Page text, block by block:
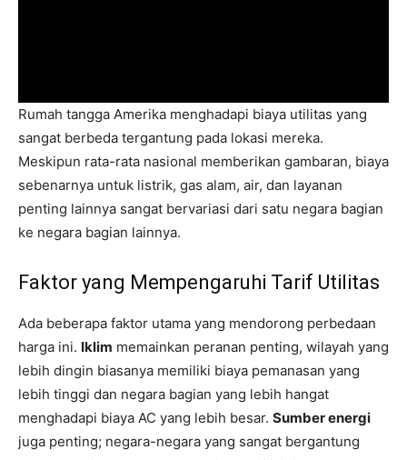
Rumah tangga Amerika menghadapi biaya utilitas yang
sangat berbeda tergantung pada lokasi mereka.
Meskipun rata-rata nasional memberikan gambaran, biaya
sebenarnya untuk listrik, gas alam, air, dan layanan
penting lainnya sangat bervariasi dari satu negara bagian
ke negara bagian lainnya.
Faktor yang Mempengaruhi Tarif Utilitas
Ada beberapa faktor utama yang mendorong perbedaan
harga ini. Iklim memainkan peranan penting, wilayah yang
lebih dingin biasanya memiliki biaya pemanasan yang
lebih tinggi dan negara bagian yang lebih hangat
menghadapi biaya AC yang lebih besar. Sumber energi
juga penting; negara-negara yang sangat bergantung